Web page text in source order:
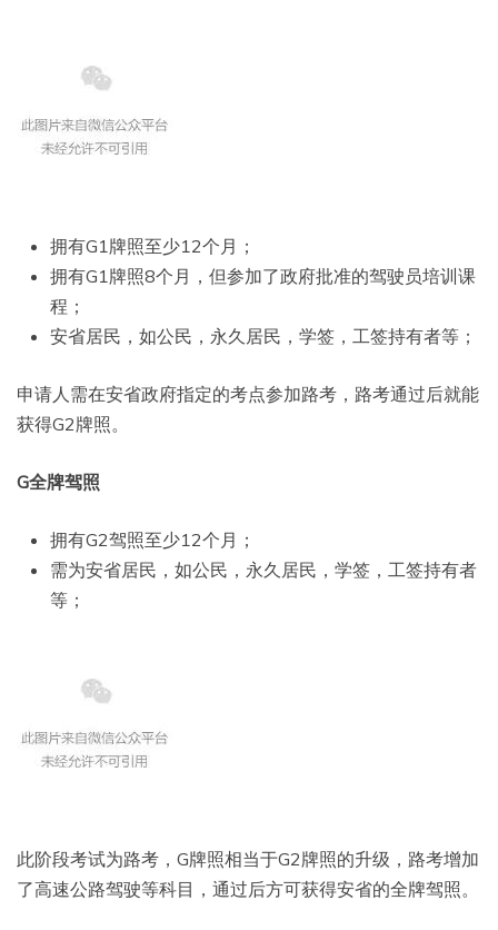
拥有G1牌照至少12个月；
拥有G1牌照8个月，但参加了政府批准的驾驶员培训课
程；
安省居民，如公民，永久居民，学签，工签持有者等；
申请人需在安省政府指定的考点参加路考，路考通过后就能
获得G2牌照。
G全牌驾照
拥有G2驾照至少12个月；
需为安省居民，如公民，永久居民，学签，工签持有者
等；
此阶段考试为路考，G牌照相当于G2牌照的升级，路考增加
了高速公路驾驶等科目，通过后方可获得安省的全牌驾照。